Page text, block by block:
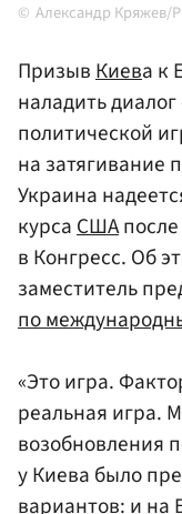
Александр Кряжев/
ПризывКиева к
наладить
политической
на затягивание
Украина
курсаСША
в Конгресс. Об
заместитель
по
«Это игра.
реальная игра.
возобновления
у Киева было
вариантов: и на